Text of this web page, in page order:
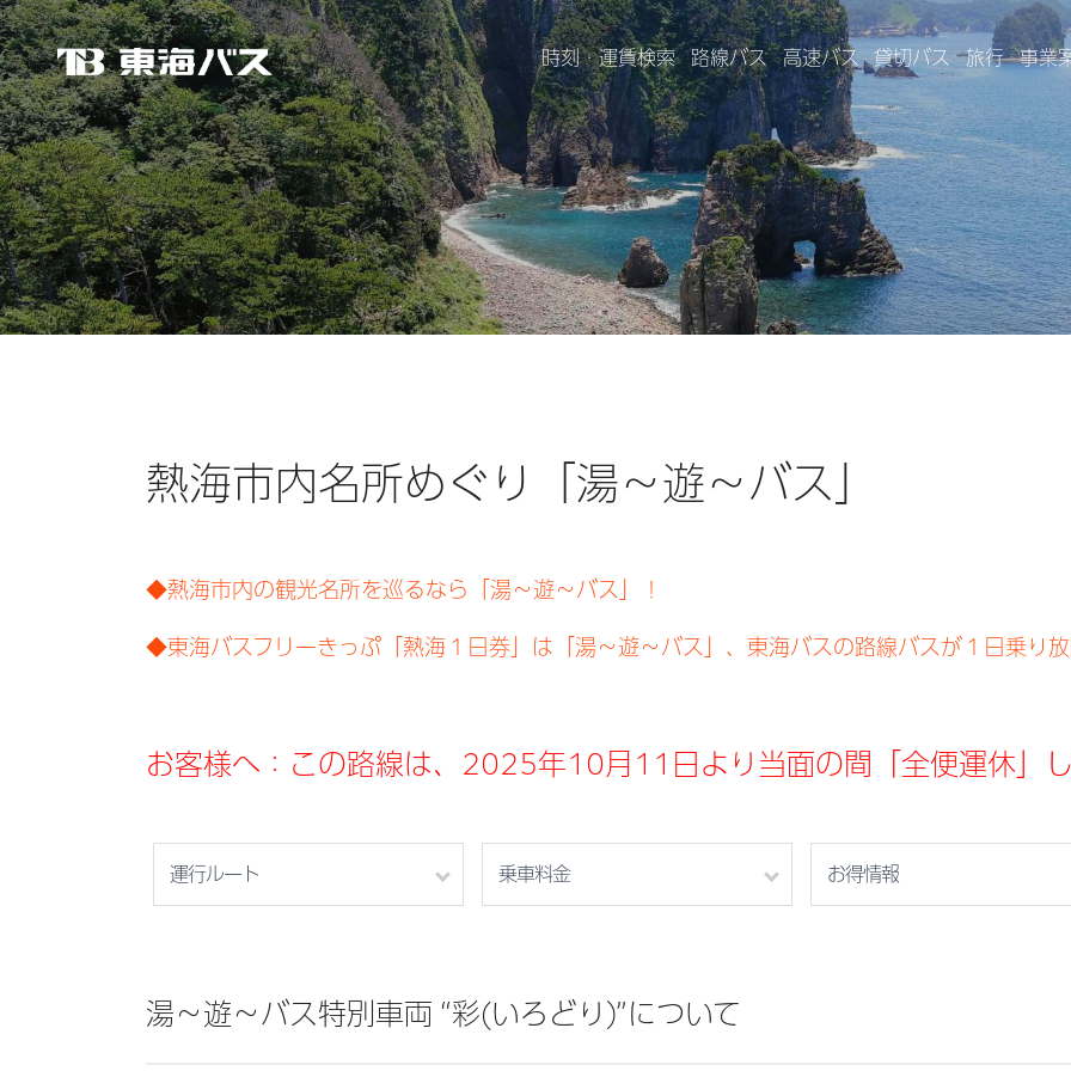
東海バス 時刻・運賃検索 路線バス 高速バス 貸切バス 旅行 事業
熱海市内名所めぐり「湯～遊～バス」
◆熱海市内の観光名所を巡るなら「湯～遊～バス」！
◆東海バスフリーきっぷ「熱海１日券」は「湯～遊～バス」、東海バスの路線バスが１日乗り放
お客様へ：この路線は、2025年10月11日より当面の間「全便運休」し
運行ルート 乗車料金 お得情報
湯～遊～バス特別車両 “彩(いろどり)”について